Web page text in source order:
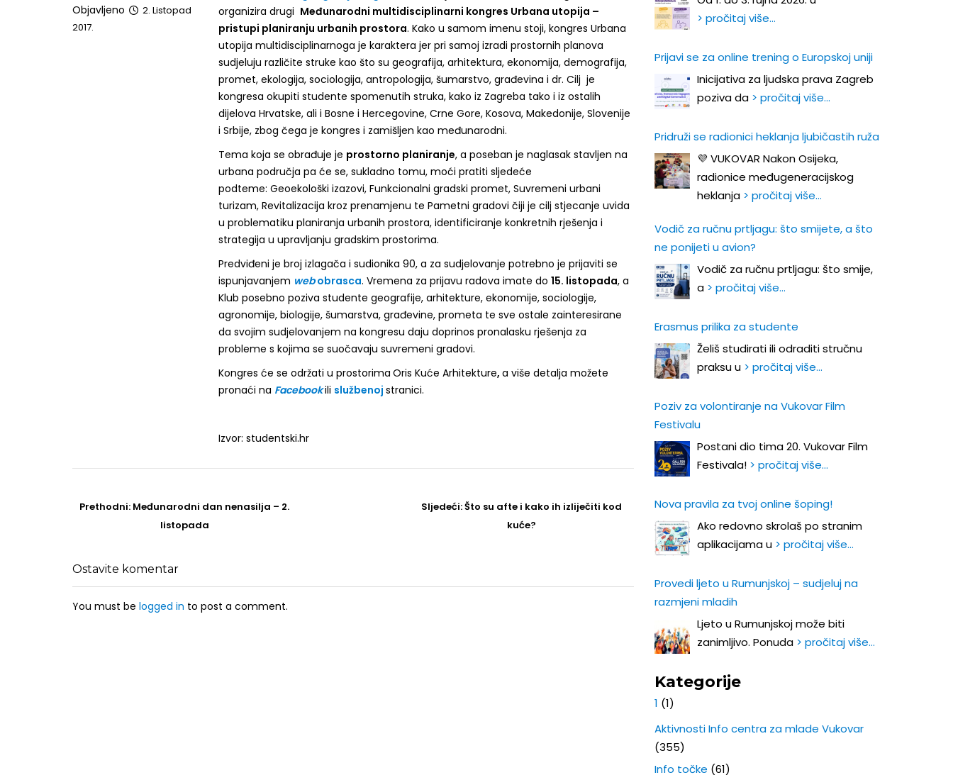
organizira drugi Međunarodni multidisciplinarni kongres Urbana utopija –
pristupi planiranju urbanih prostora. Kako u samom imenu stoji, kongres Urbana
utopija multidisciplinarnoga je karaktera jer pri samoj izradi prostornih planova
sudjeluju različite struke kao što su geografija, arhitektura, ekonomija, demografija,
promet, ekologija, sociologija, antropologija, šumarstvo, građevina i dr. Cilj je
kongresa okupiti studente spomenutih struka, kako iz Zagreba tako i iz ostalih
dijelova Hrvatske, ali i Bosne i Hercegovine, Crne Gore, Kosova, Makedonije, Slovenije
i Srbije, zbog čega je kongres i zamišljen kao međunarodni.
Tema koja se obrađuje je prostorno planiranje, a poseban je naglasak stavljen na
urbana područja pa će se, sukladno tomu, moći pratiti sljedeće
podteme: Geoekološki izazovi, Funkcionalni gradski promet, Suvremeni urbani
turizam, Revitalizacija kroz prenamjenu te Pametni gradovi čiji je cilj stjecanje uvida
u problematiku planiranja urbanih prostora, identificiranje konkretnih rješenja i
strategija u upravljanju gradskim prostorima.
Predviđeni je broj izlagača i sudionika 90, a za sudjelovanje potrebno je prijaviti se
ispunjavanjem webobrasca. Vremena za prijavu radova imate do 15. listopada, a
Klub posebno poziva studente geografije, arhitekture, ekonomije, sociologije,
agronomije, biologije, šumarstva, građevine, prometa te sve ostale zainteresirane
da svojim sudjelovanjem na kongresu daju doprinos pronalasku rješenja za
probleme s kojima se suočavaju suvremeni gradovi.
Kongres će se održati u prostorima Oris Kuće Arhitekture, a više detalja možete
pronaći na Facebookili službenoj stranici.
Izvor: studentski.hr
Objavljeno
2. Listopad
2017.
navigation
Prethodni: Prethodni
Međunarodni dan nenasilja – 2.
listopada
Sljedeći:Sljedeći
Što su afte i kako ih izliječiti kod
kuće?
Ostavite komentar
You must be logged in to post a comment.
> pročitaj više…
Prijavi se za online trening o Europskoj uniji
Inicijativa za ljudska prava Zagreb
poziva da > pročitaj više…
Pridruži se radionici heklanja ljubičastih ruža
💜 VUKOVAR Nakon Osijeka,
radionice međugeneracijskog
heklanja > pročitaj više…
Vodič za ručnu prtljagu: što smijete, a što
ne ponijeti u avion?
Vodič za ručnu prtljagu: što smije,
a > pročitaj više…
Erasmus prilika za studente
Želiš studirati ili odraditi stručnu
praksu u > pročitaj više…
Poziv za volontiranje na Vukovar Film
Festivalu
Postani dio tima 20. Vukovar Film
Festivala! > pročitaj više…
Nova pravila za tvoj online šoping!
Ako redovno skrolaš po stranim
aplikacijama u > pročitaj više…
Provedi ljeto u Rumunjskoj – sudjeluj na
razmjeni mladih
Ljeto u Rumunjskoj može biti
zanimljivo. Ponuda > pročitaj više…
Kategorije
1 (1)
Aktivnosti Info centra za mlade Vukovar
(355)
Info točke (61)